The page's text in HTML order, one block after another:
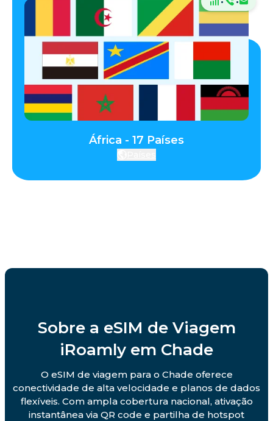
África - 17 Países
Sobre a eSIM de Viagem
iRoamly em Chade
O eSIM de viagem para o Chade oferece
conectividade de alta velocidade e planos de dados
flexíveis. Com ampla cobertura nacional, ativação
instantânea via QR code e partilha de hotspot